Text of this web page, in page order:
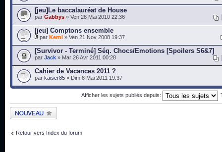
[jeu]Le baccalauréat de House
par Gabbys » Ven 28 Mai 2010 22:36
[jeu] Comptons ensemble
par Kerni » Ven 21 Nov 2008 19:37
[Survivor - Terminé] Séq. Chocs/Emotions [Spoilers S6&7]
par Jack » Mar 26 Avr 2011 00:28
Cahier de Vacances 2011 ?
par kaiser85 » Dim 8 Mai 2011 19:37
Afficher les sujets publiés depuis:
Publier un nouveau
sujet
Retour vers Index du forum